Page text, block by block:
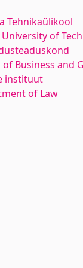
Tehnikaülikool
of
of Business and
instituut
of Law